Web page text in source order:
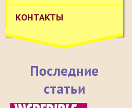
КОНТАКТЫ
Последние
статьи